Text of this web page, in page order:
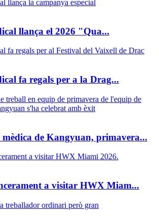
llança el 2026 "Qua...
fa regals per a la Drag...
mèdica de Kangyuan, primavera...
a visitar HWX Miam...